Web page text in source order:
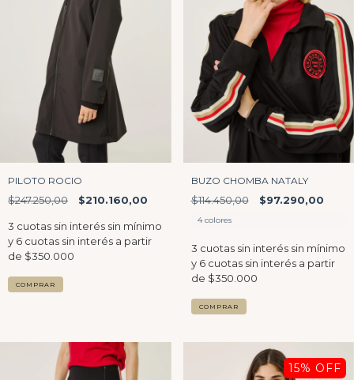
PILOTO ROCIO
$247.250,00 $210.160,00
COMPRAR
BUZO CHOMBA NATALY
$114.450,00 $97.290,00
4 colores
COMPRAR
15% OFF